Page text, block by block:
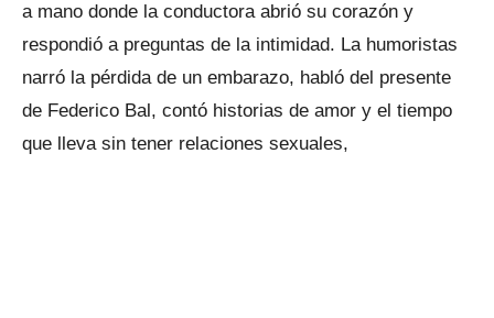
a mano donde la conductora abrió su corazón y
respondió a preguntas de la intimidad. La humoristas
narró la pérdida de un embarazo, habló del presente
de Federico Bal, contó historias de amor y el tiempo
que lleva sin tener relaciones sexuales,